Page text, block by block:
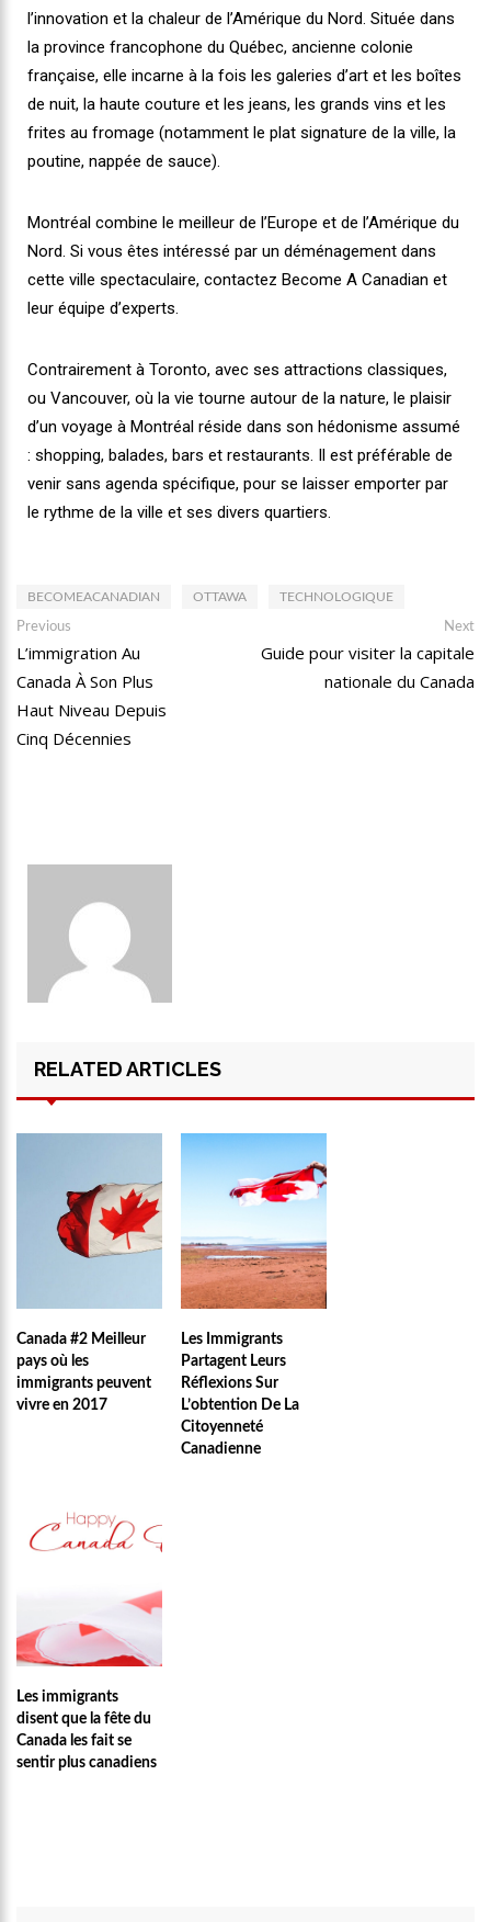
l’innovation et la chaleur de l’Amérique du Nord. Située dans
la province francophone du Québec, ancienne colonie
française, elle incarne à la fois les galeries d’art et les boîtes
de nuit, la haute couture et les jeans, les grands vins et les
frites au fromage (notamment le plat signature de la ville, la
poutine, nappée de sauce).
Montréal combine le meilleur de l’Europe et de l’Amérique du
Nord. Si vous êtes intéressé par un déménagement dans
cette ville spectaculaire, contactez Become A Canadian et
leur équipe d’experts.
Contrairement à Toronto, avec ses attractions classiques,
ou Vancouver, où la vie tourne autour de la nature, le plaisir
d’un voyage à Montréal réside dans son hédonisme assumé
: shopping, balades, bars et restaurants. Il est préférable de
venir sans agenda spécifique, pour se laisser emporter par
le rythme de la ville et ses divers quartiers.
BECOMEACANADIAN OTTAWA TECHNOLOGIQUE
Previous
L’immigration Au
Canada À Son Plus
Haut Niveau Depuis
Cinq Décennies
Next
Guide pour visiter la capitale
nationale du Canada
RELATED ARTICLES
Canada #2 Meilleur
pays où les
immigrants peuvent
vivre en 2017
Les Immigrants
Partagent Leurs
Réflexions Sur
L’obtention De La
Citoyenneté
Canadienne
Les immigrants
disent que la fête du
Canada les fait se
sentir plus canadiens